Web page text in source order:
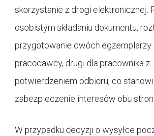
skorzystanie z drogi elektronicznej.
osobistym składaniu dokumentu,
przygotowanie dwóch egzemplarzy
pracodawcy, drugi dla pracownika z
potwierdzeniem odbioru, co stanowi
zabezpieczenie interesów obu stron.
W przypadku decyzji o wysyłce